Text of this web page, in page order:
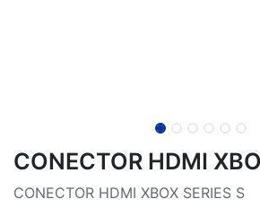
CONECTOR HDMI
CONECTOR HDMI XBOX SERIES S